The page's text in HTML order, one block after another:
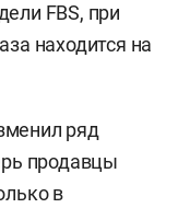
FBS, при
находится на
ряд
продавцы
в